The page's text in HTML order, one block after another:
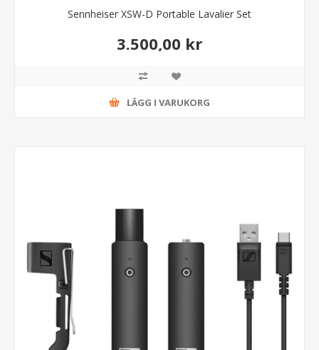
Sennheiser XSW-D Portable Lavalier Set
3.500,00 kr
LÄGG I VARUKORG